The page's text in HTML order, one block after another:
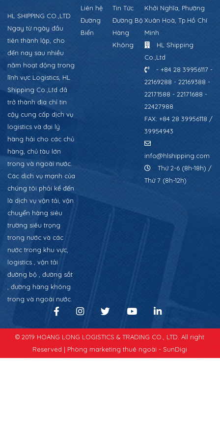
HL SHIPPING CO.,LTD
Ngay từ ngày đầu
tiên thành lập, cho
đến nay sau nhiều
năm hoạt động trong
lĩnh vực Logistics, HL
Shipping Co.,Ltd đã
trở thành địa chỉ tin
cậy cung cấp dịch vụ
logistics và đại lý
hàng hải cho các chủ
hàng, chủ tàu lớn
trong và ngoài nước.
Các dịch vụ mạnh của
chúng tôi phải kể đến
là dịch vụ vận tải, vận
chuyển hàng siêu
trường siêu trọng
trong nước và các
nước trong khu vực,
logistics , vận tải
đường bộ , đường sắt
, đường hàng không
trong và ngoài nước.
Liên hệ
Tin Tức
Đường
Biển
Đường Bộ
Hàng
Không
Khởi Nghĩa, Phường
Xuân Hoà, Tp.Hồ Chí
Minh
HL Shipping
Co.,Ltd
- +84 28 39956117 -
22169288 - 22169388 -
22171588 - 22171688 -
22427988
FAX: +84 28 39956118 /
39954943
info@hlshipping.com
Thứ 2-6 (8h-18h) /
Thứ 7 (8h-12h)
© 2019 HOANG LONG LOGISTICS & TRADING CO., LTD. All right
Reserved | Phòng marketing thuê ngoài - SunDigi